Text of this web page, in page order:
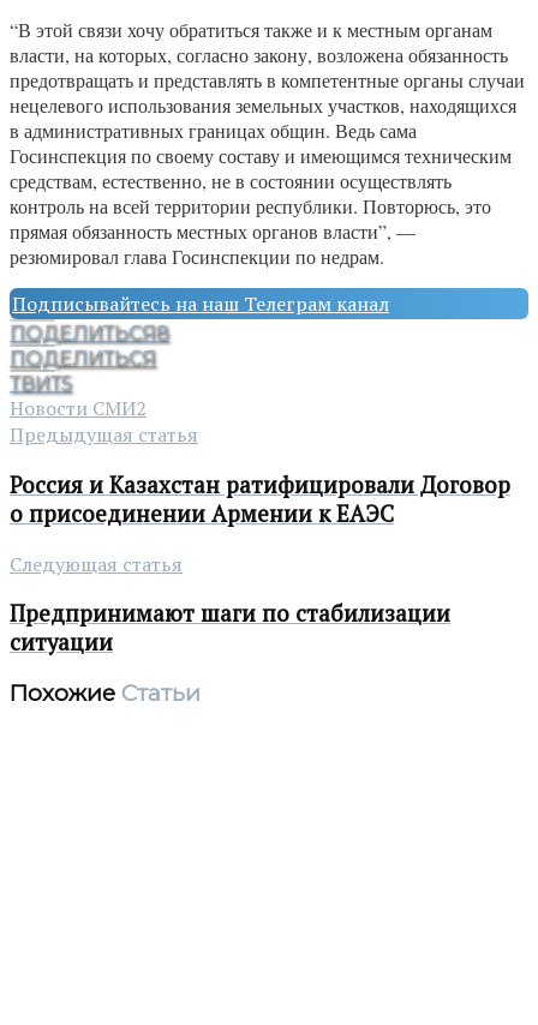
“В этой связи хочу обратиться также и к местным органам
власти, на которых, согласно закону, возложена обязанность
предотвращать и представлять в компетентные органы случаи
нецелевого использования земельных участков, находящихся
в административных границах общин. Ведь сама
Госинспекция по своему составу и имеющимся техническим
средствам, естественно, не в состоянии осуществлять
контроль на всей территории республики. Повторюсь, это
прямая обязанность местных органов власти”, —
резюмировал глава Госинспекции по недрам.
Подписывайтесь на наш Телеграм канал
ПОДЕЛИТЬСЯ8
ПОДЕЛИТЬСЯ
ТВИТ5
Новости СМИ2
Предыдущая статья
Россия и Казахстан ратифицировали Договор
о присоединении Армении к ЕАЭС
Следующая статья
Предпринимают шаги по стабилизации
ситуации
Похожие Статьи